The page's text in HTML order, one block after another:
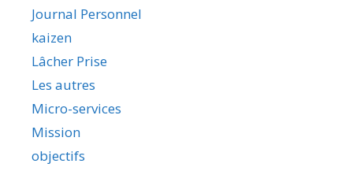
Journal Personnel
kaizen
Lâcher Prise
Les autres
Micro-services
Mission
objectifs